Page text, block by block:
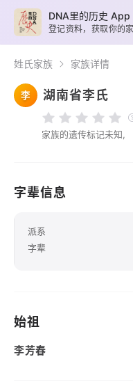
姓氏家族 家族详情
李 湖南省李氏
家族的遗传标记未知,
字辈信息
派系
字辈
始祖
李芳春
DNA里的历史 App
登记资料，获取你的